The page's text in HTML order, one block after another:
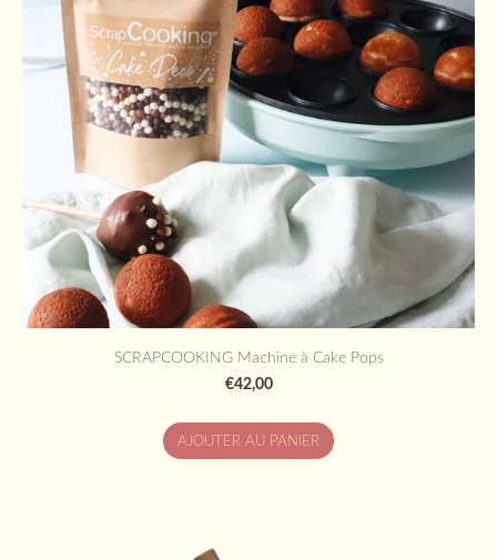
SCRAPCOOKING Machine à Cake Pops
€42,00
AJOUTER AU PANIER